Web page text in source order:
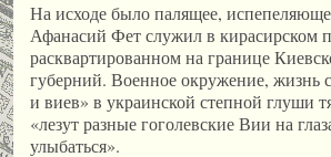
На исходе было палящее,
Афана­сий Фет служил в кирасирском
расквартированном на границе
губерний. Военное окружение, жизнь
и виев» в украинской степной глуши
«лезут разные гоголевские Вии на
улыбаться».